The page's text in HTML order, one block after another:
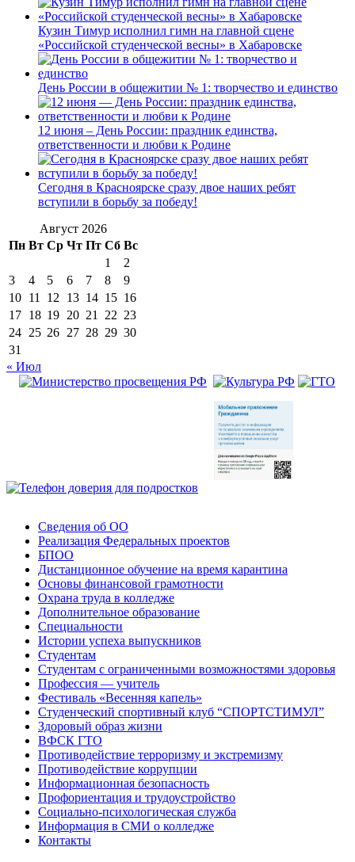
Кузин Тимур исполнил гимн на главной сцене
«Российской студенческой весны» в Хабаровске
День России в общежитии № 1: творчество и единство
12 июня – День России: праздник единства,
ответственности и любви к Родине
Сегодня в Красноярске сразу двое наших ребят
вступили в борьбу за победу!
Август 2026
Пн Вт Ср Чт Пт Сб Вс
1
2
3
4 5 6 7 8
9
10 11 12 13 14 15 16
17 18 19 20 21 22 23
24 25 26 27 28 29 30
31
« Июл
Сведения об ОО
Реализация Федеральных проектов
БПОО
Дистанционное обучение на время карантина
Основы финансовой грамотности
Охрана труда в колледже
Дополнительное образование
Специальности
Истории успеха выпускников
Студентам
Студентам с ограниченными возможностями здоровья
Профессия — учитель
Фестиваль «Весенняя капель»
Студенческий спортивный клуб “СПОРТСТИМУЛ”
Здоровый образ жизни
ВФСК ГТО
Противодействие терроризму и экстремизму
Противодействие коррупции
Информационная безопасность
Профориентация и трудоустройство
Социально-психологическая служба
Информация в СМИ о колледже
Контакты